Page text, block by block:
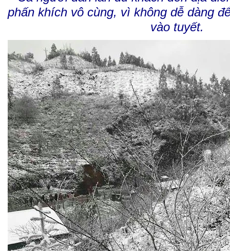
phấn khích vô cùng, vì không dễ dàng
vào tuyết.